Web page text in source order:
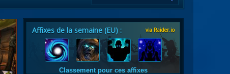
Affixes de la semaine (EU) : via Raider.io
Classement pour ces affixes